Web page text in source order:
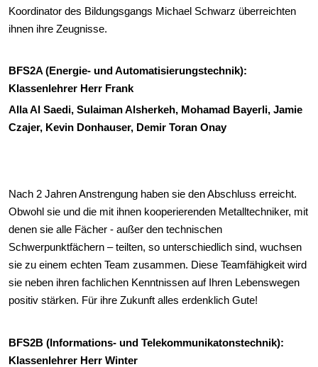
Koordinator des Bildungsgangs Michael Schwarz überreichten
ihnen ihre Zeugnisse.
BFS2A (Energie- und Automatisierungstechnik):
Klassenlehrer Herr Frank
Alla Al Saedi, Sulaiman Alsherkeh, Mohamad Bayerli, Jamie
Czajer, Kevin Donhauser, Demir Toran Onay
Nach 2 Jahren Anstrengung haben sie den Abschluss erreicht.
Obwohl sie und die mit ihnen kooperierenden Metalltechniker, mit
denen sie alle Fächer - außer den technischen
Schwerpunktfächern – teilten, so unterschiedlich sind, wuchsen
sie zu einem echten Team zusammen. Diese Teamfähigkeit wird
sie neben ihren fachlichen Kenntnissen auf Ihren Lebenswegen
positiv stärken. Für ihre Zukunft alles erdenklich Gute!
BFS2B (Informations- und Telekommunikatonstechnik):
Klassenlehrer Herr Winter